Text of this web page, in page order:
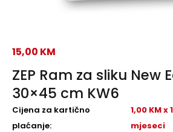
ZEP Ram za sliku New
30×45 cm KW6
15,00 KM
Cijena za kartično
plaćanje:
1,00 KM x
mjeseci